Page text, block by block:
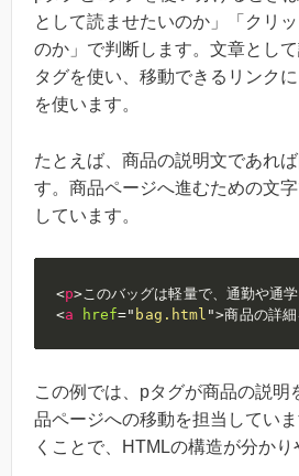
として読ませたいのか」「クリ
のか」で判断します。文章とし
タグを使い、移動できるリンク
を使います。
たとえば、商品の説明文であれ
す。商品ページへ進むための文
しています。
<p>このバッグは軽量で、通勤や通
<a href=" bag.html ">商品の詳
この例では、pタグが商品の説明
品ページへの移動を担当してい
くことで、HTMLの構造が分かり